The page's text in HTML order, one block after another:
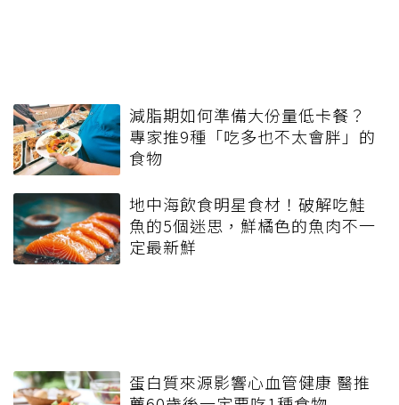
減脂期如何準備大份量低卡餐？
專家推9種「吃多也不太會胖」的
食物
地中海飲食明星食材！破解吃鮭
魚的5個迷思，鮮橘色的魚肉不一
定最新鮮
蛋白質來源影響心血管健康 醫推